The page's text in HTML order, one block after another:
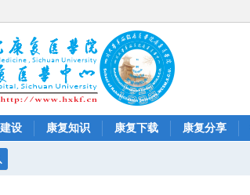
设 康复知识 康复下载 康复分享